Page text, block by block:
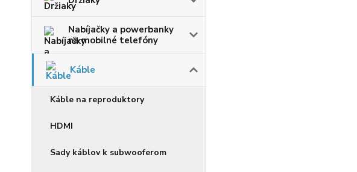
Nabíjačky a powerbanky
na mobilné telefóny
Káble
Káble na reproduktory
HDMI
Sady káblov k subwooferom